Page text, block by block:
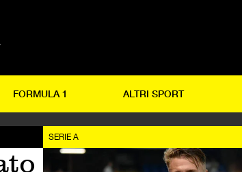
FORMULA 1 ALTRI SPORT
SERIE A